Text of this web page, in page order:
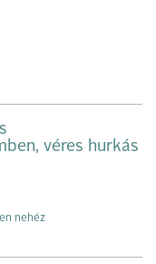
véres hurkás
nehéz